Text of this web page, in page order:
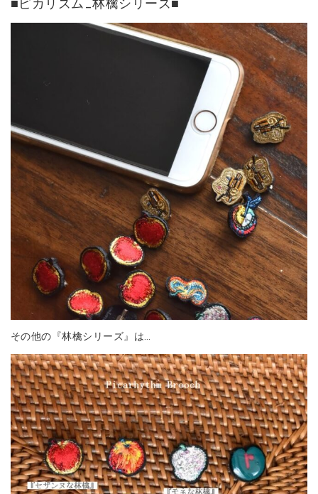
■ピカリズム_林檎シリーズ■
その他の『林檎シリーズ』は…